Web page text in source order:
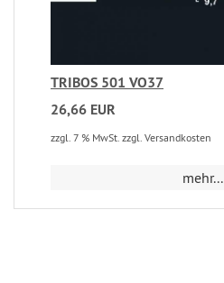
TRIBOS 501 VO37
26,66 EUR
zzgl. 7 % MwSt. zzgl. Versandkosten
mehr...